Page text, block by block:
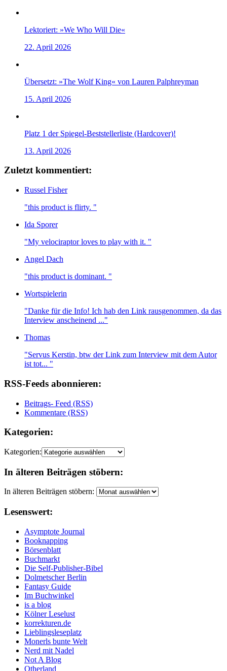
Lektoriert: »We Who Will Die«
22. April 2026
Übersetzt: »The Wolf King« von Lauren Palphreyman
15. April 2026
Platz 1 der Spiegel-Beststellerliste (Hardcover)!
13. April 2026
Zuletzt kommentiert:
Russel Fisher
"this product is flirty. "
Ida Sporer
"My velociraptor loves to play with it. "
Angel Dach
"this product is dominant. "
Wortspielerin
"Danke für die Info! Ich hab den Link rausgenommen, da das
Interview anscheinend ..."
Thomas
"Servus Kerstin, btw der Link zum Interview mit dem Autor
ist tot... "
RSS-Feeds abonnieren:
Beitrags- Feed (RSS)
Kommentare (RSS)
Kategorien:
Kategorien:
In älteren Beiträgen stöbern:
In älteren Beiträgen stöbern:
Lesenswert:
Asymptote Journal
Booknapping
Börsenblatt
Buchmarkt
Die Self-Publisher-Bibel
Dolmetscher Berlin
Fantasy Guide
Im Buchwinkel
is a blog
Kölner Leselust
korrekturen.de
Lieblingsleseplatz
Monerls bunte Welt
Nerd mit Nadel
Not A Blog
Otherland